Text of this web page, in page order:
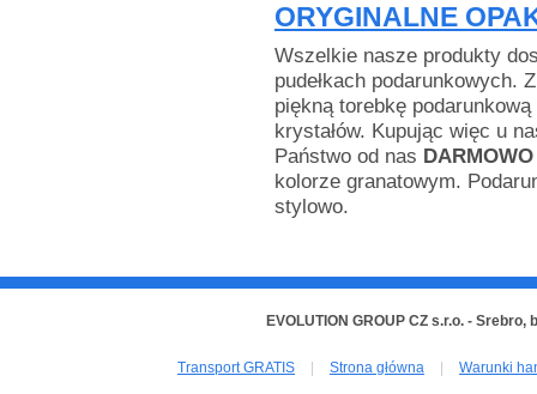
ORYGINALNE
Wszelkie nasze produkty
pudełkach podarunkowych.
piękną torebkę
krystałów. Kupując więc u
Państwo od nas DARMOWO
kolorze granatowym.
stylowo.
EVOLUTION GROUP CZ s.r.o. -
Transport GRATIS Strona główna Warunki